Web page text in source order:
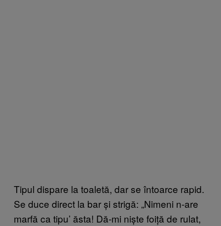
Tipul dispare la toaletă, dar se întoarce rapid.
Se duce direct la bar și strigă: „Nimeni n-are
marfă ca tipu’ ăsta! Dă-mi niște foiță de rulat,